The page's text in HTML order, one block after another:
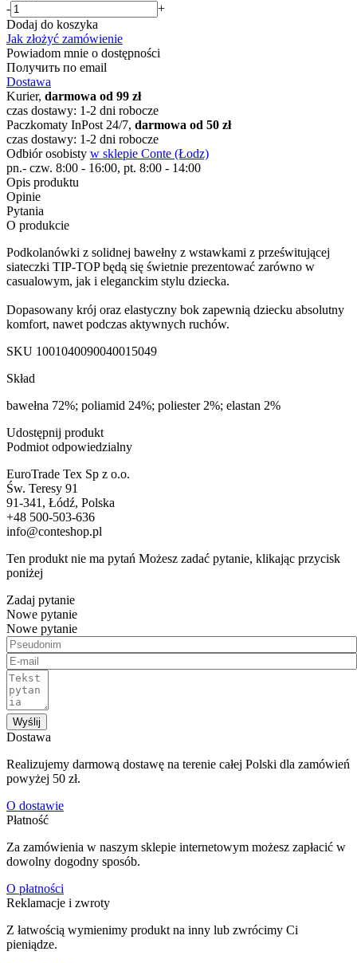
-
+
Dodaj do koszyka
Jak złożyć zamówienie
Powiadom mnie o dostępności
Получить по email
Dostawa
Kurier, darmowa od 99 zł
czas dostawy: 1-2 dni robocze
Paczkomaty InPost 24/7, darmowa od 50 zł
czas dostawy: 1-2 dni robocze
Odbiór osobisty w sklepie Conte (Łodz)
pn.- czw. 8:00 - 16:00, pt. 8:00 - 14:00
Opis produktu
Opinie
Pytania
O produkcie
Podkolanówki z solidnej bawełny z wstawkami z prześwitującej
siateczki TIP-TOP będą się świetnie prezentować zarówno w
casualowym, jak i eleganckim stylu dziecka.
Dopasowany krój oraz elastyczny bok zapewnią dziecku absolutny
komfort, nawet podczas aktywnych ruchów.
SKU 1001040090040015049
Skład
bawełna 72%; poliamid 24%; poliester 2%; elastan 2%
Udostępnij produkt
Podmiot odpowiedzialny
EuroTrade Tex Sp z o.o.
Św. Teresy 91
91-341, Łódź, Polska
+48 500-503-636
info@conteshop.pl
Ten produkt nie ma pytań Możesz zadać pytanie, klikając przycisk
poniżej
Zadaj pytanie
Nowe pytanie
Nowe pytanie
Wyślij
Dostawa
Realizujemy darmową dostawę na terenie całej Polski dla zamówień
powyżej 50 zł.
O dostawie
Płatność
Za zamówienia w naszym sklepie internetowym możesz zapłacić w
dowolny dogodny sposób.
O płatności
Reklamacje i zwroty
Z łatwością wymienimy produkt na inny lub zwrócimy Ci
pieniądze.